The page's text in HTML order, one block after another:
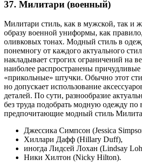
37. Милитари (военный)
Милитари стиль, как в мужской, так и
образу военной униформы, как
оливковых тонах. Модный стиль в
понемногу от каждого актуального
накладывает строгих ограничений на
наиболее распространены причудливые
«прикольные» штучки. Обычно этот
но допускает использование
деталей. По сути, разнообразие
без труда подобрать модную одежду по
предпочитающие модный стиль
Джессика Симпсон (Jessica
Хиллари Дафф (Hillary Duff),
иногда Лидсей Лохан (Lindsay
Ники Хилтон (Nicky Hilton).